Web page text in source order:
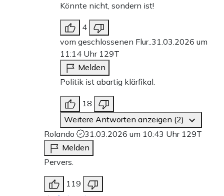
Könnte nicht, sondern ist!
4
vom geschlossenen Flur..31.03.2026 um
11:14 Uhr 129T
Melden
Politik ist abartig klärfikal.
18
Weitere Antworten anzeigen (2)
Rolando
31.03.2026 um 10:43 Uhr 129T
Melden
Pervers.
119